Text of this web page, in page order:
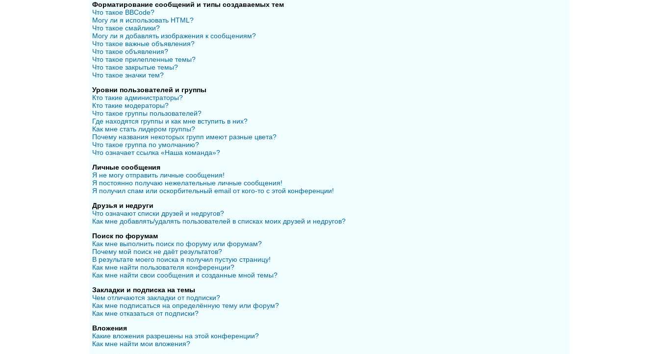
Форматирование сообщений и типы создаваемых тем
Что такое BBCode?
Могу ли я использовать HTML?
Что такое смайлики?
Могу ли я добавлять изображения к сообщениям?
Что такое важные объявления?
Что такое объявления?
Что такое прилепленные темы?
Что такое закрытые темы?
Что такое значки тем?
Уровни пользователей и группы
Кто такие администраторы?
Кто такие модераторы?
Что такое группы пользователей?
Где находятся группы и как мне вступить в них?
Как мне стать лидером группы?
Почему названия некоторых групп имеют разные цвета?
Что такое группа по умолчанию?
Что означает ссылка «Наша команда»?
Личные сообщения
Я не могу отправить личные сообщения!
Я постоянно получаю нежелательные личные сообщения!
Я получил спам или оскорбительный email от кого-то с этой конференции!
Друзья и недруги
Что означают списки друзей и недругов?
Как мне добавлять/удалять пользователей в списках моих друзей и недругов?
Поиск по форумам
Как мне выполнить поиск по форуму или форумам?
Почему мой поиск не даёт результатов?
В результате моего поиска я получил пустую страницу!
Как мне найти пользователя конференции?
Как мне найти свои сообщения и созданные мной темы?
Закладки и подписка на темы
Чем отличаются закладки от подписки?
Как мне подписаться на определённую тему или форум?
Как мне отказаться от подписки?
Вложения
Какие вложения разрешены на этой конференции?
Как мне найти мои вложения?